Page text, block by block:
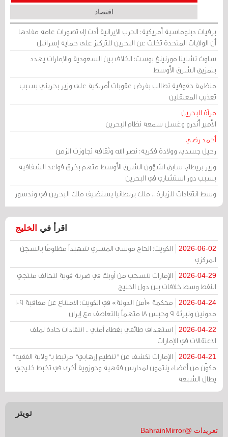
اقتصاد
برقيات دبلوماسية أمريكية: الحرب الإيرانية أدت إلى تصورات عامة مفادها
أن الولايات المتحدة تخلت عن البحرين للتركيز على حماية إسرائيل
ساوث تشاينا مورنينغ بوست: الخلاف بين السعودية والإمارات يهدد
بتمزيق الشرق الأوسط
منظمة حقوقية تطالب بفرض عقوبات أمريكية على وزير بحريني بسبب
تعذيب المعتقلين
مرآة البحرين
الأمير أندرو وغسل سمعة نظام البحرين
أحمد رضي
رحيل جسدي، وولادة فكرية: نصر الله وثقافة تجاوزت الزمن
وزير بريطاني سابق لشؤون الشرق الأوسط متهم بخرق قواعد الشفافية
بسبب دور استشاري في البحرين
وسط انتقادات للزيارة .. ملك بريطانيا يستضيف ملك البحرين في وندسور
اقرأ في الخليج
2026-06-02
الكويت: الحاج موسى المسري شهيداً مظلومًا بالسجن
المركزي
2026-04-29
الإمارات تنسحب من أوبك في ضربة قوية لتحالف منتجي
النفط وسط خلافات بين دول الخليج
2026-04-24
محكمة «أمن الدولة» في الكويت: الامتناع عن معاقبة 109
مدونين وتبرئة 9 وحبس 18 متهماً بالتعاطف مع إيران
2026-04-22
استهداف طائفي بغطاء أمني .. انتقادات حادة لملف
الاعتقالات في الإمارات
2026-04-21
الإمارات تكشف عن "تنظيم إرهابي" مرتبط بـ"ولاية الفقيه"
مكوّن من أعضاء ينتمون لمدارس فقهية وحوزوية أخرى في تخبط خليجي
يطال الشيعة
تويتر
تغريدات @BahrainMirror